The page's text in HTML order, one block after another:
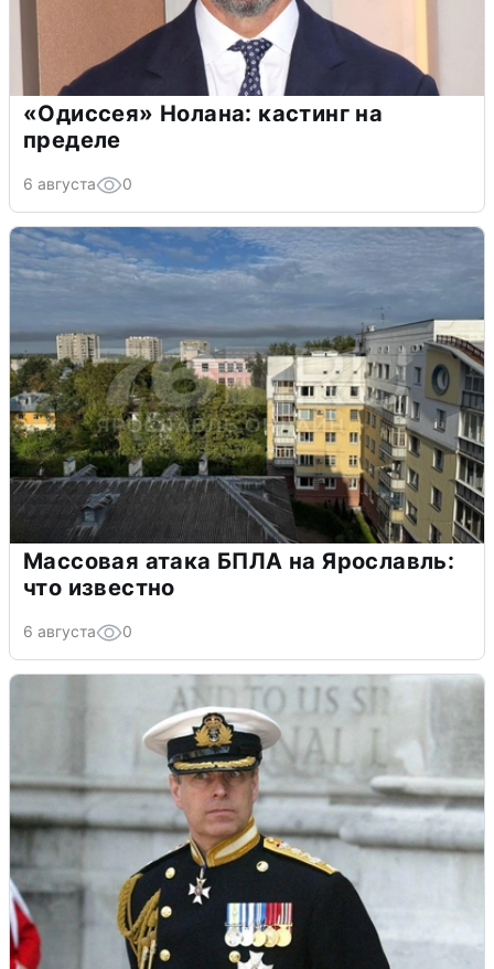
«Одиссея» Нолана: кастинг на
пределе
6 августа 0
Массовая атака БПЛА на Ярославль:
что известно
6 августа 0